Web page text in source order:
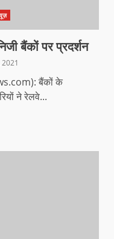
बैंकों पर प्रदर्शन
बैंकों के
ने रेलवे...